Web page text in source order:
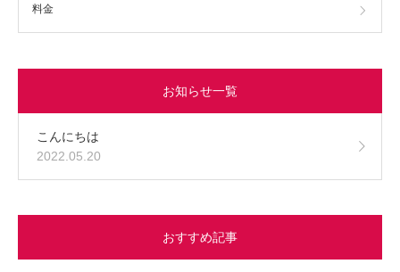
料金
お知らせ一覧
こんにちは
2022.05.20
おすすめ記事